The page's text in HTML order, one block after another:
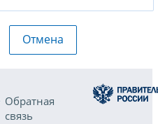
Отмена
Обратная
связь